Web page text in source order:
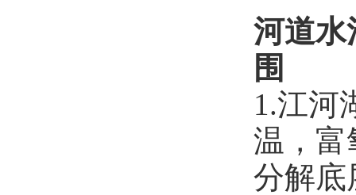
河道
围
1.江河
温，富
分解底